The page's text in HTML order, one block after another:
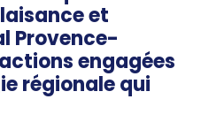
et
Provence-
engagées
régionale qui